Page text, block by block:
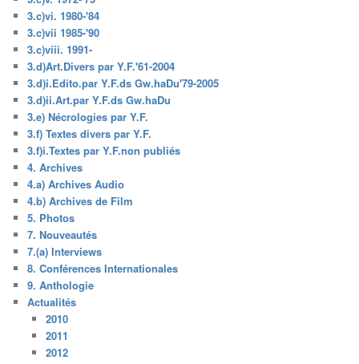
3.c)vi. 1980-'84
3.c)vii 1985-'90
3.c)viii. 1991-
3.d)Art.Divers par Y.F.'61-2004
3.d)i.Edito.par Y.F.ds Gw.haDu'79-2005
3.d)ii.Art.par Y.F.ds Gw.haDu
3.e) Nécrologies par Y.F.
3.f) Textes divers par Y.F.
3.f)i.Textes par Y.F.non publiés
4. Archives
4.a) Archives Audio
4.b) Archives de Film
5. Photos
7. Nouveautés
7.(a) Interviews
8. Conférences Internationales
9. Anthologie
Actualités
2010
2011
2012